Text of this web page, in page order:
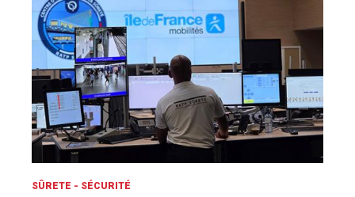
SÛRETE - SÉCURITÉ